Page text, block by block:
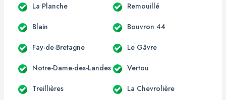
La Planche Remouillé
Blain Bouvron 44
Fay-de-Bretagne Le Gâvre
Notre-Dame-des-Landes Vertou
Treillières La Chevrolière